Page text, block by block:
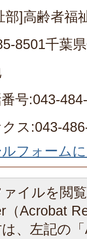
部]高齢者福
8501千葉
号:043-
ス:043-
ルフォーム
ァイルを閲
（Acrobat
、左記の